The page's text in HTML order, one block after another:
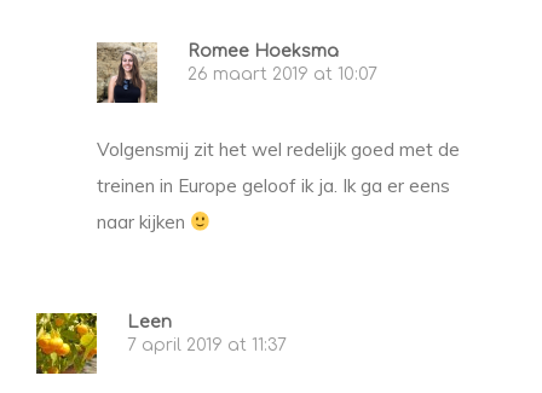
Romee Hoeksma
26 maart 2019 at 10:07
Volgensmij zit het wel redelijk goed met de
treinen in Europe geloof ik ja. Ik ga er eens
naar kijken
Leen
7 april 2019 at 11:37